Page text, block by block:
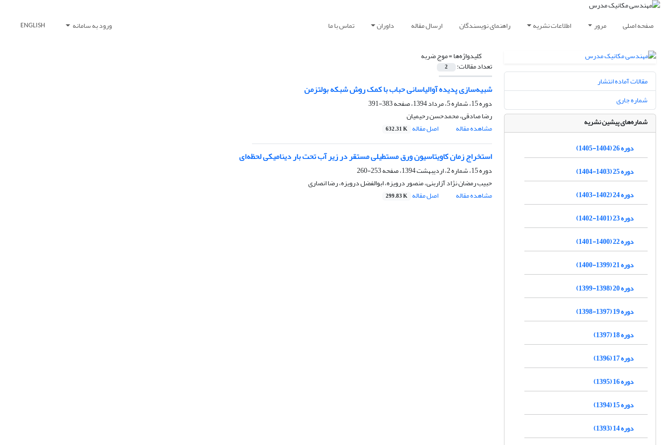
صفحه اصلی مرور اطلاعات نشریه راهنمای نویسندگان ارسال مقاله داوران تماس با ما ورود به سامانه ENGLISH
کلیدواژه‌ها =موج ضربه
تعداد مقالات: 2
شبیه‌سازی پدیده آوالیاسانی حباب با کمک روش شبکه بولتزمن
دوره 15، شماره 5، مرداد 1394، صفحه
383-391
رضا صادقی، محمدحسن رحیمیان
مشاهده مقاله
اصل مقاله 632.31 K
استخراج زمان کاویتاسیون ورق مستطیلی مستقر در زیر آب تحت بار دینامیکی لحظه‌ای
دوره 15، شماره 2، اردیبهشت 1394، صفحه
253-260
حبیب رمضان نژاد آزاربنی، منصور درویزه، ابوالفضل درویزه، رضا انصاری
مشاهده مقاله
اصل مقاله 299.83 K
مقالات آماده انتشار
شماره جاری
شماره‌های پیشین نشریه
دوره 26 (1404-1405)
دوره 25 (1403-1404)
دوره 24 (1402-1403)
دوره 23 (1401-1402)
دوره 22 (1400-1401)
دوره 21 (1399-1400)
دوره 20 (1398-1399)
دوره 19 (1397-1398)
دوره 18 (1397)
دوره 17 (1396)
دوره 16 (1395)
دوره 15 (1394)
دوره 14 (1393)